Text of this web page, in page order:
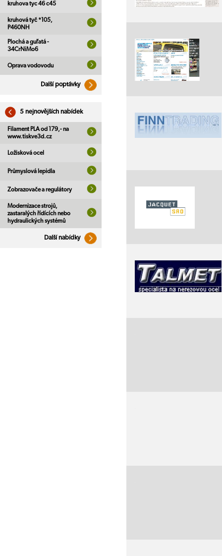
kruhova tyc 46 c45
kruhová tyč *105,
P460NH
Plochá a guľatá -
34CrNiMo6
Oprava vodovodu
Další poptávky
5 nejnovějších nabídek
Filament PLA od 179,- na
www.tiskve3d.cz
Ložisková ocel
Průmyslová lepidla
Zobrazovače a regulátory
Modernizace strojů,
zastaralých řídících nebo
hydraulických systémů
Další nabídky